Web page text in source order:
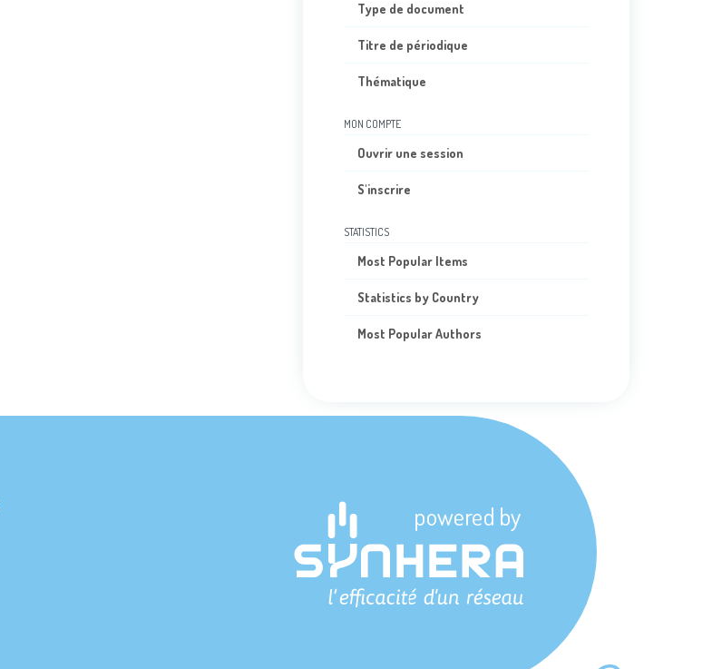
Type de document
Titre de périodique
Thématique
MON COMPTE
Ouvrir une session
S'inscrire
STATISTICS
Most Popular Items
Statistics by Country
Most Popular Authors